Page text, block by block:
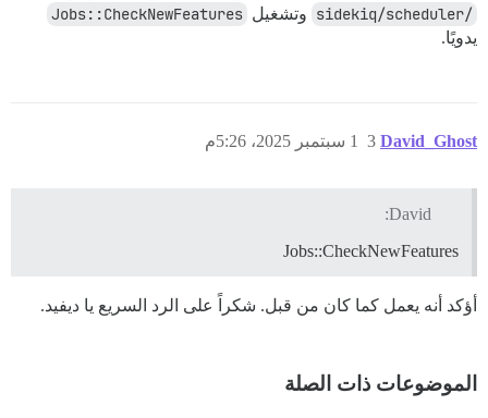
/sidekiq/scheduler وتشغيل Jobs::CheckNewFeatures
يدويًا.
David_Ghost 1 سبتمبر 2025، 5:26م 3
David:
Jobs::CheckNewFeatures
أؤكد أنه يعمل كما كان من قبل. شكراً على الرد السريع يا ديفيد.
الموضوعات ذات الصلة